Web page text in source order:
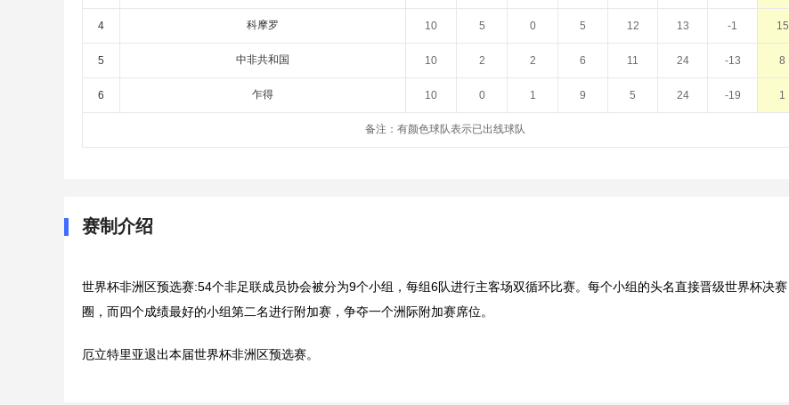
4 科摩罗 10 5 0 5 12 13 -1 15
5 中非共和国 10 2 2 6 11 24 -13 8
6 乍得 10 0 1 9 5 24 -19 1
备注：有颜色球队表示已出线球队
赛制介绍
世界杯非洲区预选赛:54个非足联成员协会被分为9个小组，每组6队进行主客场双循环比赛。每个小组的头名直接晋级世界杯决赛
圈，而四个成绩最好的小组第二名进行附加赛，争夺一个洲际附加赛席位。
厄立特里亚退出本届世界杯非洲区预选赛。